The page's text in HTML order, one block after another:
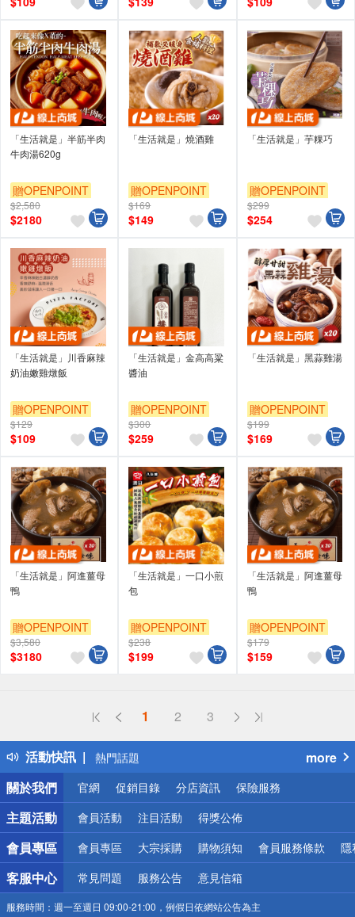
「生活就是」半筋半肉
牛肉湯620g
贈OPENPOINT
$2,580
$2180
「生活就是」燒酒雞
贈OPENPOINT
$169
$149
「生活就是」芋粿巧
贈OPENPOINT
$299
$254
「生活就是」川香麻辣
奶油嫩雞燉飯
贈OPENPOINT
$129
$109
「生活就是」金高高粱
醬油
贈OPENPOINT
$300
$259
「生活就是」黑蒜雞湯
贈OPENPOINT
$199
$169
「生活就是」阿進薑母
鴨
贈OPENPOINT
$3,580
$3180
「生活就是」一口小煎
包
贈OPENPOINT
$238
$199
「生活就是」阿進薑母
鴨
贈OPENPOINT
$179
$159
1 2 3
活動快訊
詐騙網頁！請小心！
得獎公告
熱門話題
銀行優惠
偏遠地區配送
詐騙網頁！請小心！
more
關於我們
官網 促銷目錄 分店資訊 保險服務
主題活動 會員活動 注目活動 得獎公佈
會員專區 會員專區 大宗採購 購物須知 會員服務條款 隱
客服中心 常見問題 服務公告 意見信箱
服務時間： 週一至週日 09:00-21:00，例假日依網站公告為主